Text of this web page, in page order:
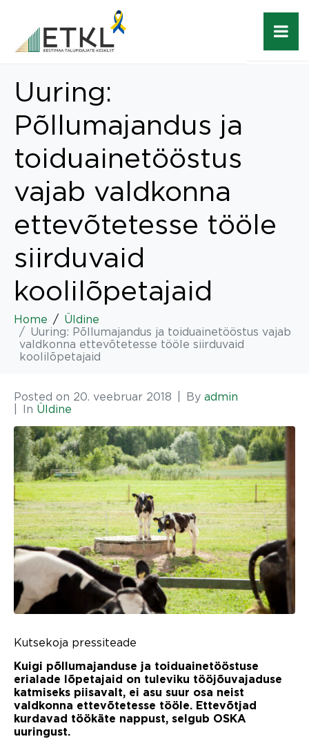
Uuring:
Põllumajandus ja
toiduainetööstus
vajab valdkonna
ettevõtetesse tööle
siirduvaid
koolilõpetajaid
Home
Üldine
Uuring: Põllumajandus ja toiduainetööstus vajab
valdkonna ettevõtetesse tööle siirduvaid
koolilõpetajaid
Posted on 20. veebruar 2018 By admin
In Üldine
Kutsekoja pressiteade
Kuigi põllumajanduse ja toiduainetööstuse
erialade lõpetajaid on tuleviku tööjõuvajaduse
katmiseks piisavalt, ei asu suur osa neist
valdkonna ettevõtetesse tööle. Ettevõtjad
kurdavad töökäte nappust, selgub OSKA
uuringust.